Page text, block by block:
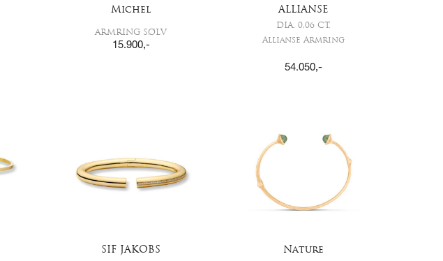
Michel
ARMRING SØLV
15.900,-
ALLIANSE
DIA. 0,06 CT.
Allianse Armring
54.050,-
SIF JAKOBS Nature